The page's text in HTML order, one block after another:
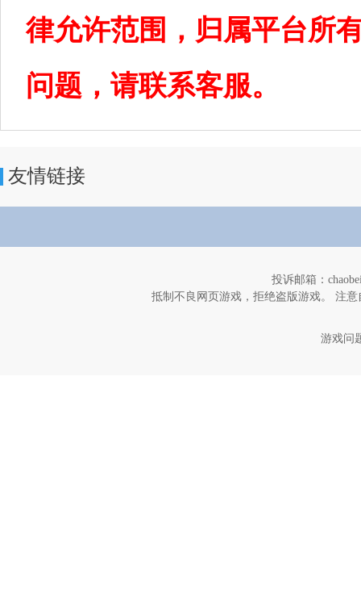
律允许范围，归属平台所
问题，请联系客服。
友情链接
投诉邮箱：
抵制不良网页游戏，拒绝盗版游戏。 注
游戏问